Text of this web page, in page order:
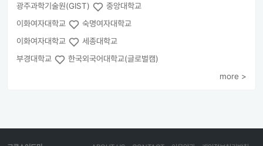
광주과학기술원(GIST)
중앙대학교
이화여자대학교
숙명여자대학교
이화여자대학교
세종대학교
부경대학교
한국외국어대학교(글로벌캠)
more >